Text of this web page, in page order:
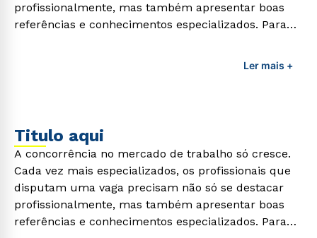
profissionalmente, mas também apresentar boas
referências e conhecimentos especializados. Para
profissionais da área é preciso garantir uma
Ler mais +
Titulo aqui
A concorrência no mercado de trabalho só cresce.
Cada vez mais especializados, os profissionais que
disputam uma vaga precisam não só se destacar
profissionalmente, mas também apresentar boas
referências e conhecimentos especializados. Para